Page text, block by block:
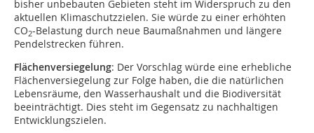
bisher unbebauten Gebieten steht im Widerspruch zu den
aktuellen Klimaschutzzielen. Sie würde zu einer erhöhten
CO2-Belastung durch neue Baumaßnahmen und längere
Pendelstrecken führen.
Flächenversiegelung: Der Vorschlag würde eine erhebliche
Flächenversiegelung zur Folge haben, die die natürlichen
Lebensräume, den Wasserhaushalt und die Biodiversität
beeinträchtigt. Dies steht im Gegensatz zu nachhaltigen
Entwicklungszielen.